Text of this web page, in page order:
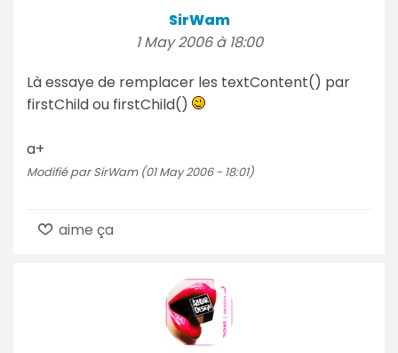
SirWam
1 May 2006 à 18:00
Là essaye de remplacer les textContent() par
firstChild ou firstChild()
a+
Modifié par SirWam (01 May 2006 - 18:01)
aime ça